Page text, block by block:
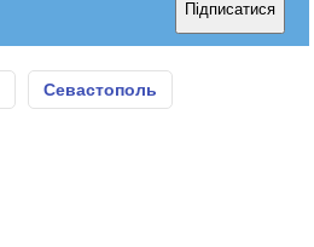
Підписатися
Севастополь